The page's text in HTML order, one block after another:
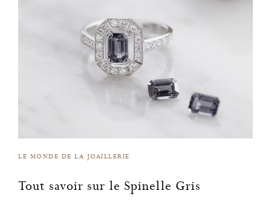
LE MONDE DE LA JOAILLERIE
Tout savoir sur le Spinelle Gris